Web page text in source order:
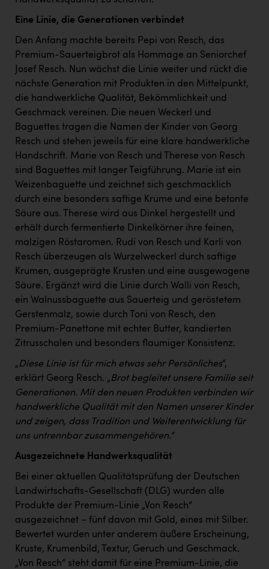
Dopgas
kunden basics
kontakt
Eine Linie, die Generationen verbindet
Den Anfang machte bereits Pepi von Resch, das
Premium-Sauerteigbrot als Hommage an Seniorchef
Josef Resch. Nun wächst die Linie weiter und rückt die
nächste Generation mit Produkten in den Mittelpunkt,
die handwerkliche Qualität, Bekömmlichkeit und
Geschmack vereinen. Die neuen Weckerl und
Baguettes tragen die Namen der Kinder von Georg
Resch und stehen jeweils für eine klare handwerkliche
Handschrift. Marie von Resch und Therese von Resch
sind Baguettes mit langer Teigführung. Marie ist ein
Weizenbaguette und zeichnet sich geschmacklich
durch eine besonders saftige Krume und eine betonte
Säure aus. Therese wird aus Dinkel hergestellt und
erhält durch fermentierte Dinkelkörner ihre feinen,
malzigen Röstaromen. Rudi von Resch und Karli von
Resch überzeugen als Wurzelweckerl durch saftige
Krumen, ausgeprägte Krusten und eine ausgewogene
Säure. Ergänzt wird die Linie durch Walli von Resch,
ein Walnussbaguette aus Sauerteig und geröstetem
Gerstenmalz, sowie durch Toni von Resch, den
Premium-Panettone mit echter Butter, kandierten
Zitrusschalen und besonders flaumiger Konsistenz.
„Diese Linie ist für mich etwas sehr Persönliches“,
erklärt Georg Resch. „Brot begleitet unsere Familie seit
Generationen. Mit den neuen Produkten verbinden wir
handwerkliche Qualität mit den Namen unserer Kinder
und zeigen, dass Tradition und Weiterentwicklung für
uns untrennbar zusammengehören.“
Ausgezeichnete Handwerksqualität
Bei einer aktuellen Qualitätsprüfung der Deutschen
Landwirtschafts-Gesellschaft (DLG) wurden alle
Produkte der Premium-Linie „Von Resch“
ausgezeichnet – fünf davon mit Gold, eines mit Silber.
Bewertet wurden unter anderem äußere Erscheinung,
Kruste, Krumenbild, Textur, Geruch und Geschmack.
„Von Resch“ steht damit für eine Premium-Linie, die